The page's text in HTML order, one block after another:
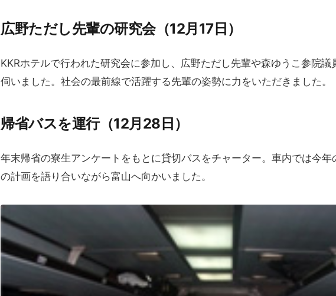
広野ただし先輩の​研究会​（12月17日）
KKRホテルで行われた研究会に参加し、広野ただし先輩や森ゆうこ参院議
伺いました。社会の最前線で活躍する先輩の姿勢に力をいただきました。
帰省バスを​運行​（12月28日）
年末帰省の寮生アンケートをもとに貸切バスをチャーター。車内では今年
の計画を語り合いながら富山へ向かいました。